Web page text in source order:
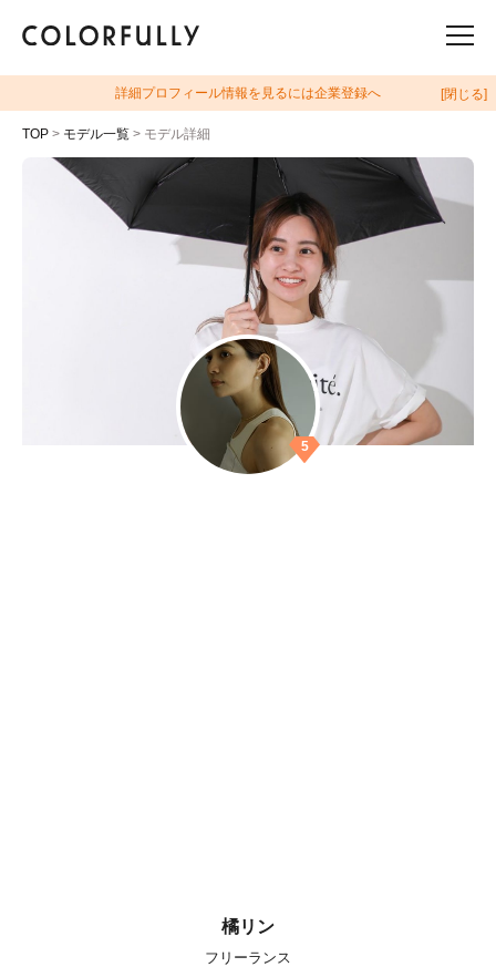
詳細プロフィール情報を見るには企業登録へ [閉じる]
TOP > モデル一覧 > モデル詳細
5
橘リン
フリーランス